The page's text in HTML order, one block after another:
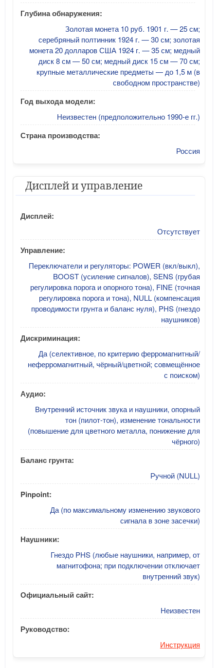
Глубина обнаружения:
Золотая монета 10 руб. 1901 г. — 25 см;
серебряный полтинник 1924 г. — 30 см; золотая
монета 20 долларов США 1924 г. — 35 см; медный
диск 8 см — 50 см; медный диск 15 см — 70 см;
крупные металлические предметы — до 1,5 м (в
свободном пространстве)
Год выхода модели:
Неизвестен (предположительно 1990-е гг.)
Страна производства:
Россия
Дисплей и управление
Дисплей:
Отсутствует
Управление:
Переключатели и регуляторы: POWER (вкл/выкл),
BOOST (усиление сигналов), SENS (грубая
регулировка порога и опорного тона), FINE (точная
регулировка порога и тона), NULL (компенсация
проводимости грунта и баланс нуля), PHS (гнездо
наушников)
Дискриминация:
Да (селективное, по критерию ферромагнитный/
неферромагнитный, чёрный/цветной; совмещённое
с поиском)
Аудио:
Внутренний источник звука и наушники, опорный
тон (пилот-тон), изменение тональности
(повышение для цветного металла, понижение для
чёрного)
Баланс грунта:
Ручной (NULL)
Pinpoint:
Да (по максимальному изменению звукового
сигнала в зоне засечки)
Наушники:
Гнездо PHS (любые наушники, например, от
магнитофона; при подключении отключает
внутренний звук)
Официальный сайт:
Неизвестен
Руководство:
Инструкция